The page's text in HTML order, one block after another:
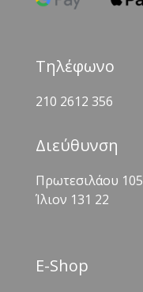
Τηλέφωνο
210 2612 356
Διεύθυνση
Πρωτεσιλάου 105
Ίλιον 131 22
Ε-Shop